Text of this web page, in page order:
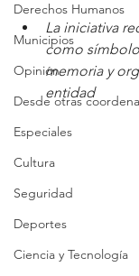
Derechos Humanos
Municipios
Opinión
Desde otras
Especiales
Cultura
Seguridad
Deportes
Ciencia y Tecnología
La iniciativa
como
memoria y
entidad